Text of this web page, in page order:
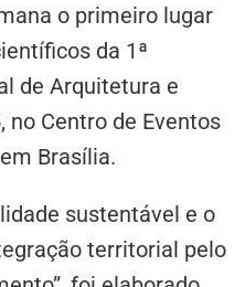
o primeiro lugar
da 1ª
de Arquitetura e
no Centro de Eventos
Brasília.
sustentável e o
territorial pelo